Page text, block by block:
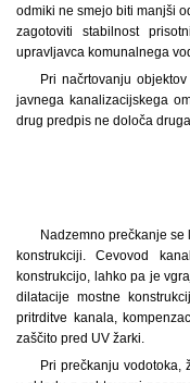
odmiki ne smejo biti manjši
zagotoviti stabilnost
upravljavca komunalnega
Pri načrtovanju
javnega kanalizacijskega
drug predpis ne določa
Nadzemno prečkanje
konstrukciji. Cevovod
konstrukcijo, lahko pa je
dilatacije mostne
pritrditve kanala,
zaščito pred UV žarki.
Pri prečkanju vodotoka,